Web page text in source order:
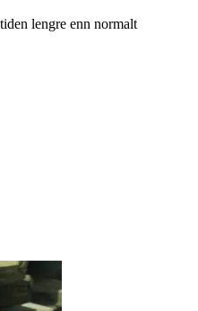
lengre enn normalt